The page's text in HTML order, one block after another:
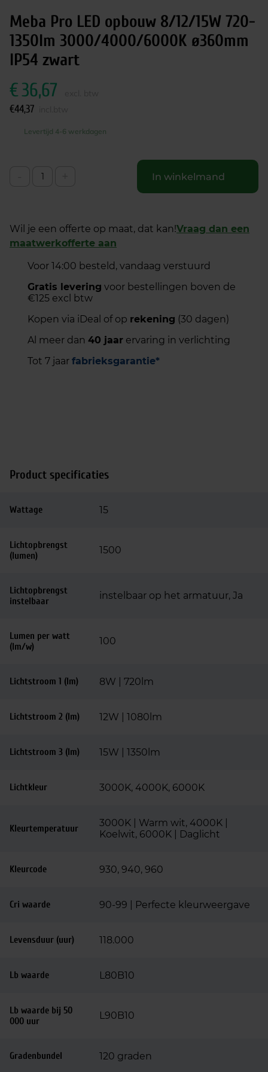
Meba Pro LED opbouw 8/12/15W 720-
1350lm 3000/4000/6000K ø360mm
IP54 zwart
€36,67
€44,37
Levertijd 4-6 werkdagen
In winkelmand
Wil je een offerte op maat, dat kan!Vraag dan een
maatwerkofferte aan
Voor 14:00 besteld, vandaag verstuurd
Gratis levering voor bestellingen boven de
€125 excl btw
Kopen via iDeal of op rekening (30 dagen)
Al meer dan 40 jaar ervaring in verlichting
Tot 7 jaar fabrieksgarantie*
Product specificaties
Wattage 15
Lichtopbrengst
(lumen)
1500
Lichtopbrengst
instelbaar
instelbaar op het armatuur, Ja
Lumen per watt
(lm/w)
100
Lichtstroom 1 (lm) 8W | 720lm
Lichtstroom 2 (lm) 12W | 1080lm
Lichtstroom 3 (lm) 15W | 1350lm
Lichtkleur 3000K, 4000K, 6000K
Kleurtemperatuur
3000K | Warm wit, 4000K |
Koelwit, 6000K | Daglicht
Kleurcode 930, 940, 960
Cri waarde 90-99 | Perfecte kleurweergave
Levensduur (uur) 118.000
Lb waarde L80B10
Lb waarde bij 50
000 uur
L90B10
Gradenbundel 120 graden